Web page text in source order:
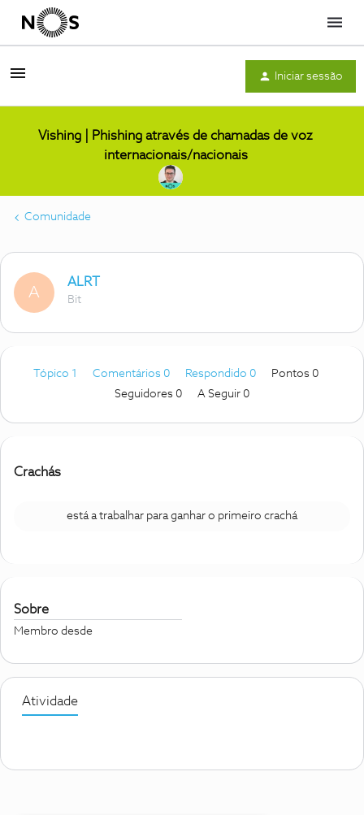
Menu
Iniciar sessão
Vishing | Phishing através de chamadas de voz
internacionais/nacionais
Comunidade
A
ALRT
Bit
Tópico 1 Comentários 0 Respondido 0
Pontos 0
Seguidores 0 A Seguir 0
Crachás
está a trabalhar para ganhar o primeiro crachá
Sobre
Membro desde
Atividade